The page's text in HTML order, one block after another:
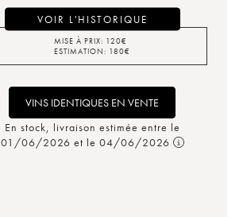
VOIR L'HISTORIQUE
MISE À PRIX: 120€
ESTIMATION: 180€
VINS IDENTIQUES EN VENTE
En stock, livraison estimée entre le
01/06/2026 et le 04/06/2026